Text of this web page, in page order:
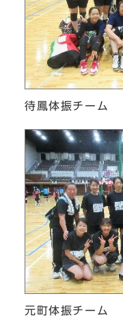
待鳳体振チーム
元町体振チーム